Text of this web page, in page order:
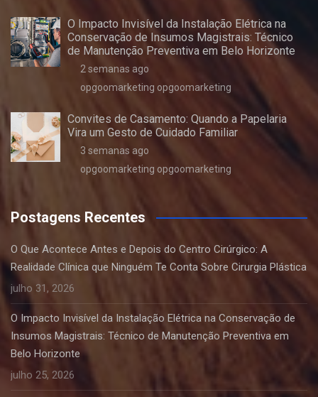
O Impacto Invisível da Instalação Elétrica na
Conservação de Insumos Magistrais: Técnico
de Manutenção Preventiva em Belo Horizonte
2 semanas ago
opgoomarketing opgoomarketing
Convites de Casamento: Quando a Papelaria
Vira um Gesto de Cuidado Familiar
3 semanas ago
opgoomarketing opgoomarketing
Postagens Recentes
O Que Acontece Antes e Depois do Centro Cirúrgico: A
Realidade Clínica que Ninguém Te Conta Sobre Cirurgia Plástica
julho 31, 2026
O Impacto Invisível da Instalação Elétrica na Conservação de
Insumos Magistrais: Técnico de Manutenção Preventiva em
Belo Horizonte
julho 25, 2026